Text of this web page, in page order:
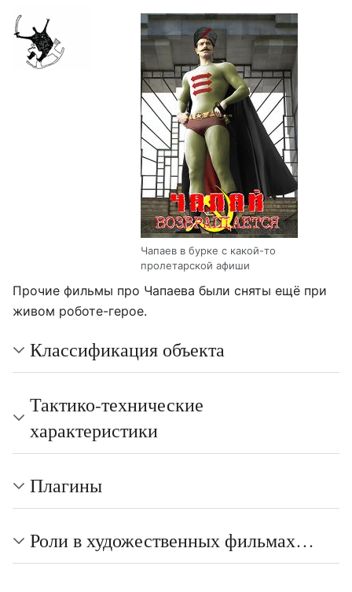
Чапаев в бурке с какой-то
пролетарской афиши
Прочие фильмы про Чапаева были сняты ещё при
живом роботе-герое.
Классификация объекта
Тактико-технические
характеристики
Плагины
Роли в художественных фильмах…